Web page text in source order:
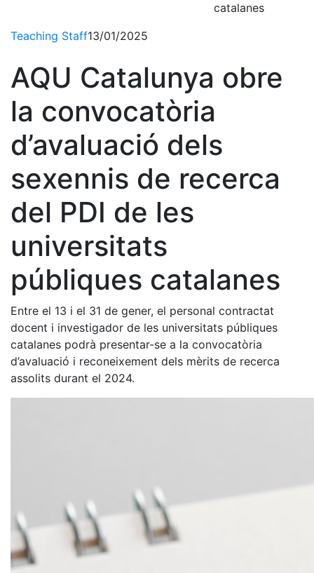
catalanes
Teaching Staff13/01/2025
AQU Catalunya obre
la convocatòria
d’avaluació dels
sexennis de recerca
del PDI de les
universitats
públiques catalanes
Entre el 13 i el 31 de gener, el personal contractat
docent i investigador de les universitats públiques
catalanes podrà presentar-se a la convocatòria
d’avaluació i reconeixement dels mèrits de recerca
assolits durant el 2024.